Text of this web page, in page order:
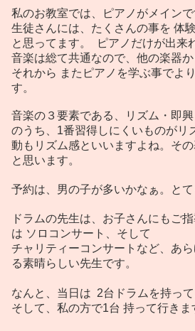
私のお教室では、ピアノがメインで
生徒さんには、たくさんの事を 体
と思ってます。 ピアノだけが出来
音楽は総て共通なので、他の楽器か
それから またピアノを学ぶ事でよ
す。
音楽の３要素である、リズム・即
のうち、1番習得しにくいものがリ
動もリズム感といいますよね。そ
と思います。
予約は、男の子が多いかなぁ。とて
ドラムの先生は、お子さんにもご
は ソロコンサート、そして
チャリティーコンサートなど、あ
る素晴らしい先生です。
なんと、当日は 2台ドラムを持って
そして、私の方で1台 持って行きま